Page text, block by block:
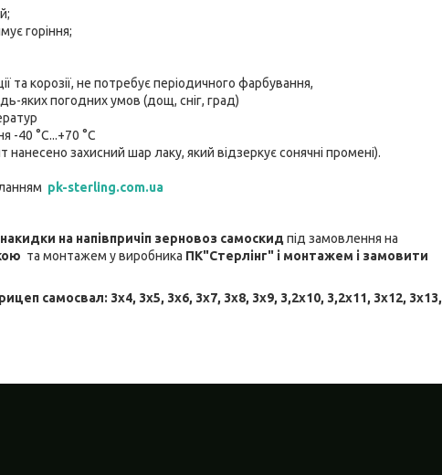
горіння;
та корозії, не потребує періодичного фарбування,
яких погодних умов (дощ, сніг, град)
-40 °C...+70 °C
нанесено захисний шар лаку, який відзеркує сонячні промені).
pk-sterling.com.ua
на напівпричіп зерновоз самоскид під замовлення на
та монтажем у виробника ПК"Стерлінг" і монтажем і замовити
самосвал: 3х4, 3х5, 3х6, 3х7, 3х8, 3х9, 3,2х10, 3,2х11, 3х12, 3х13,